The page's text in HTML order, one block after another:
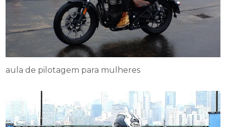
aula de pilotagem para mulheres